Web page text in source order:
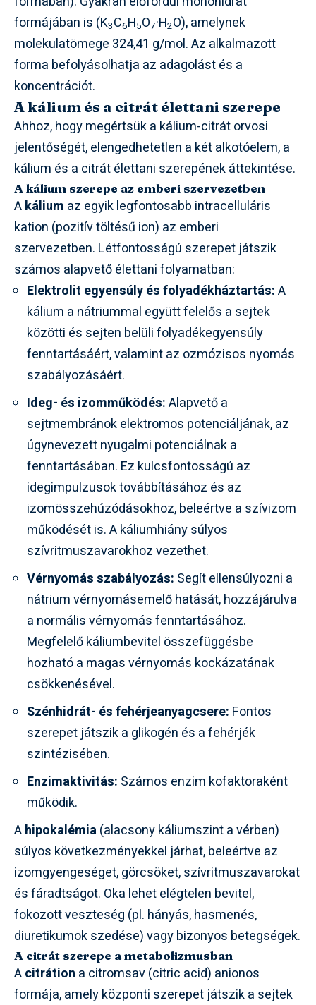
formájában is (K3C6H5O7·H2O), amelynek
molekulatömege 324,41 g/mol. Az alkalmazott
forma befolyásolhatja az adagolást és a
koncentrációt.
A kálium és a citrát élettani szerepe
Ahhoz, hogy megértsük a kálium-citrát orvosi
jelentőségét, elengedhetetlen a két alkotóelem, a
kálium és a citrát élettani szerepének áttekintése.
A kálium szerepe az emberi szervezetben
Akálium az egyik legfontosabb intracelluláris
kation (pozitív töltésű ion) az emberi
szervezetben. Létfontosságú szerepet játszik
számos alapvető élettani folyamatban:
Elektrolit egyensúly és folyadékháztartás:A
kálium a nátriummal együtt felelős a sejtek
közötti és sejten belüli folyadékegyensúly
fenntartásáért, valamint az ozmózisos nyomás
szabályozásáért.
Ideg- és izomműködés:Alapvető a
sejtmembránok elektromos potenciáljának, az
úgynevezett nyugalmi potenciálnak a
fenntartásában. Ez kulcsfontosságú az
idegimpulzusok továbbításához és az
izomösszehúzódásokhoz, beleértve a szívizom
működését is. A káliumhiány súlyos
szívritmuszavarokhoz vezethet.
Vérnyomás szabályozás: Segít ellensúlyozni a
nátrium vérnyomásemelő hatását, hozzájárulva
a normális vérnyomás fenntartásához.
Megfelelő káliumbevitel összefüggésbe
hozható a magas vérnyomás kockázatának
csökkenésével.
Szénhidrát- és fehérjeanyagcsere: Fontos
szerepet játszik a glikogén és a fehérjék
szintézisében.
Enzimaktivitás: Számos enzim kofaktoraként
működik.
Ahipokalémia(alacsony káliumszint a vérben)
súlyos következményekkel járhat, beleértve az
izomgyengeséget, görcsöket, szívritmuszavarokat
és fáradtságot. Oka lehet elégtelen bevitel,
fokozott veszteség (pl. hányás, hasmenés,
diuretikumok szedése) vagy bizonyos betegségek.
A citrát szerepe a metabolizmusban
Acitrátion a citromsav (citric acid) anionos
formája, amely központi szerepet játszik a sejtek